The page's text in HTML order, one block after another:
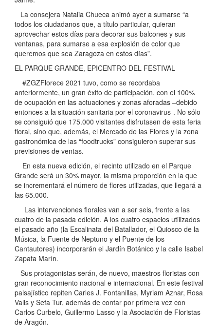
La consejera Natalia Chueca animó ayer a sumarse “a
todos los ciudadanos que, a título particular, quieran
aprovechar estos días para decorar sus balcones y sus
ventanas, para sumarse a esa explosión de color que
queremos que sea Zaragoza en estos días”.
EL PARQUE GRANDE, EPICENTRO DEL FESTIVAL
#ZGZFlorece 2021 tuvo, como se recordaba
anteriormente, un gran éxito de participación, con el 100%
de ocupación en las actuaciones y zonas aforadas –debido
entonces a la situación sanitaria por el coronavirus-. No sólo
se consiguió que 175.000 visitantes disfrutasen de esta feria
floral, sino que, además, el Mercado de las Flores y la zona
gastronómica de las “foodtrucks” consiguieron superar sus
previsiones de ventas.
En esta nueva edición, el recinto utilizado en el Parque
Grande será un 30% mayor, la misma proporción en la que
se incrementará el número de flores utilizadas, que llegará a
las 65.000.
Las intervenciones florales van a ser seis, frente a las
cuatro de la pasada edición. A los cuatro espacios utilizados
el pasado año (la Escalinata del Batallador, el Quiosco de la
Música, la Fuente de Neptuno y el Puente de los
Cantautores) incorporarán el Jardín Botánico y la calle Isabel
Zapata Marín.
Sus protagonistas serán, de nuevo, maestros floristas con
gran reconocimiento nacional e internacional. En este festival
paisajístico repiten Carles J. Fontanillas, Myriam Aznar, Rosa
Valls y Sefa Tur, además de contar por primera vez con
Carlos Curbelo, Guillermo Lasso y la Asociación de Floristas
de Aragón.